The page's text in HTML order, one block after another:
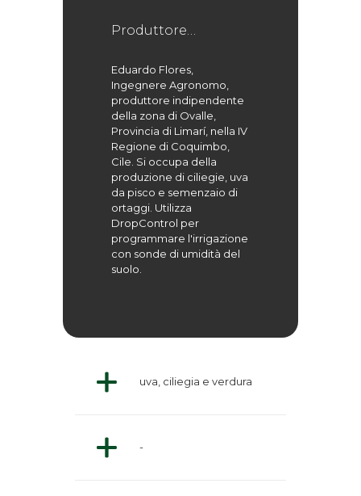
Produttore
Eduardo Flores,
Ingegnere Agronomo,
produttore indipendente
della zona di Ovalle,
Provincia di Limarí, nella IV
Regione di Coquimbo,
Cile. Si occupa della
produzione di ciliegie, uva
da pisco e semenzaio di
ortaggi. Utilizza
DropControl per
programmare l'irrigazione
con sonde di umidità del
suolo.
uva, ciliegia e verdura
-